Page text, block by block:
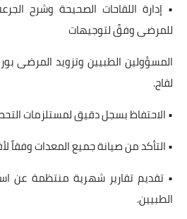
• إدارة اللقاحات الصحيحة وشرح
للمرضى وفقً لتوجيهات
المسؤولين الطبيين وتزويد المرضى
لقاح.
• الاحتفاظ بسجل دقيق لمستلزمات
• التأكد من صيانة جميع المعدات وفقاً
• تقديم تقارير شهرية منتظمة عن
الطبيين.